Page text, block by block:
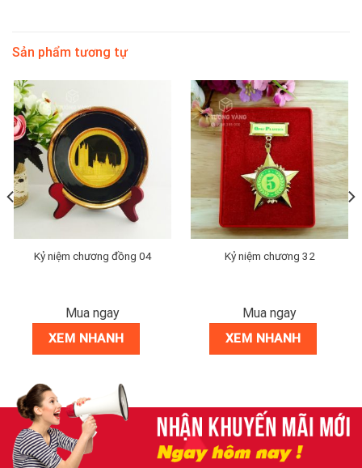
Sản phẩm tương tự
Kỷ niệm chương đồng 04
Mua ngay
XEM NHANH
Kỷ niệm chương 32
Mua ngay
XEM NHANH